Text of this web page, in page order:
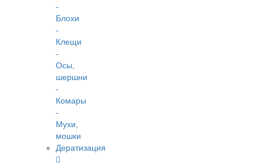
-
Блохи
-
Клещи
-
Осы,
шершни
-
Комары
-
Мухи,
мошки
Дератизация